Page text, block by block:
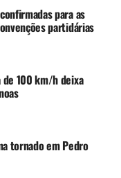
para as
partidárias
de 100 km/h deixa
tornado em Pedro